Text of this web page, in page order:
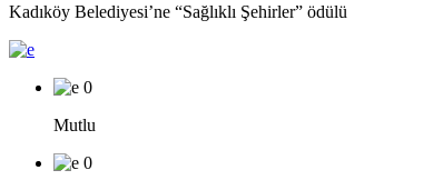
Kadıköy Belediyesi’ne “Sağlıklı Şehirler” ödülü
0
Mutlu
0